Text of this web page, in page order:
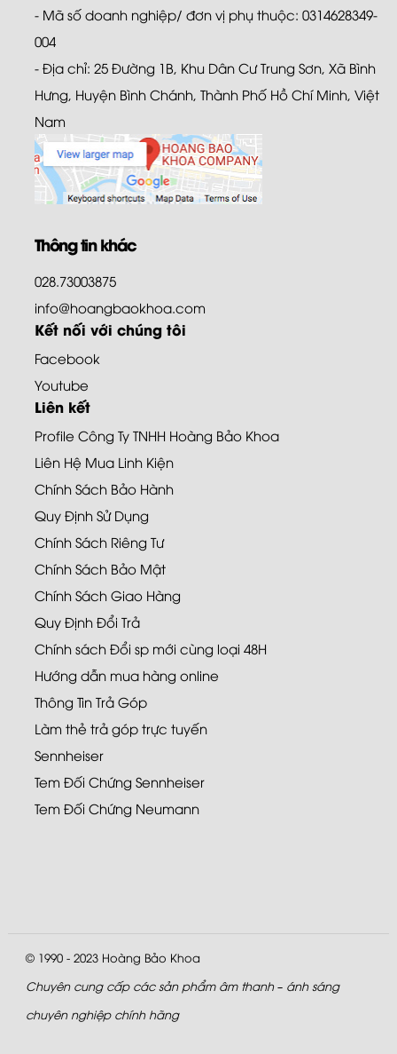
- Mã số doanh nghiệp/ đơn vị phụ thuộc: 0314628349-
004
- Địa chỉ: 25 Đường 1B, Khu Dân Cư Trung Sơn, Xã Bình
Hưng, Huyện Bình Chánh, Thành Phố Hồ Chí Minh, Việt
Nam
Thông tin khác
028.73003875
info@hoangbaokhoa.com
Kết nối với chúng tôi
Facebook
Youtube
Liên kết
Profile Công Ty TNHH Hoàng Bảo Khoa
Liên Hệ Mua Linh Kiện
Chính Sách Bảo Hành
Quy Định Sử Dụng
Chính Sách Riêng Tư
Chính Sách Bảo Mật
Chính Sách Giao Hàng
Quy Định Đổi Trả
Chính sách Đổi sp mới cùng loại 48H
Hướng dẫn mua hàng online
Thông Tin Trả Góp
Làm thẻ trả góp trực tuyến
Sennheiser
Tem Đối Chứng Sennheiser
Tem Đối Chứng Neumann
© 1990 - 2023 Hoàng Bảo Khoa
Chuyên cung cấp các sản phẩm âm thanh – ánh sáng
chuyên nghiệp chính hãng